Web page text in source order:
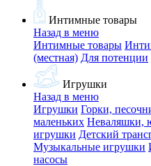
Интимные товары
Назад в меню
Интимные товары
(местная) Для потенции
Игрушки
Назад в меню
Игрушки Горки,
маленьких Неваляшки,
игрушки Детский
Музыкальные игрушки
насосы